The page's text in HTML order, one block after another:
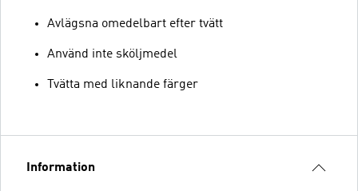
Avlägsna omedelbart efter tvätt
Använd inte sköljmedel
Tvätta med liknande färger
Information